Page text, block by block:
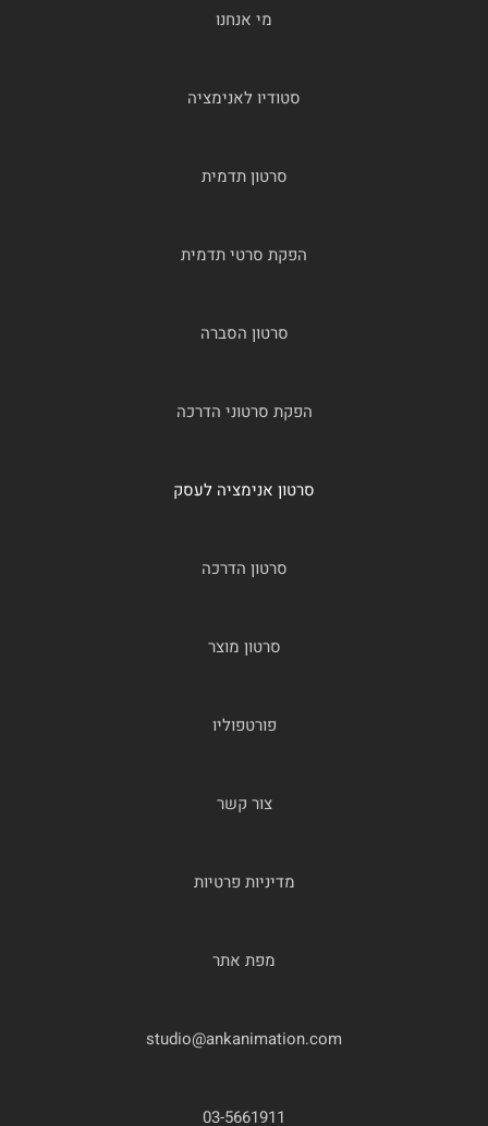
מי אנחנו
סטודיו לאנימציה
סרטון תדמית
הפקת סרטי תדמית
סרטון הסברה
הפקת סרטוני הדרכה
סרטון אנימציה לעסק
סרטון הדרכה
סרטון מוצר
פורטפוליו
צור קשר
מדיניות פרטיות
מפת אתר
studio@ankanimation.com
03-5661911